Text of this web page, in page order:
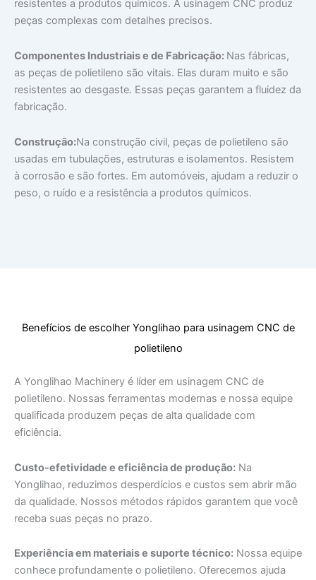
resistentes a produtos químicos. A usinagem CNC produz
peças complexas com detalhes precisos.
Componentes Industriais e de Fabricação: Nas fábricas,
as peças de polietileno são vitais. Elas duram muito e são
resistentes ao desgaste. Essas peças garantem a fluidez da
fabricação.
Construção:Na construção civil, peças de polietileno são
usadas em tubulações, estruturas e isolamentos. Resistem
à corrosão e são fortes. Em automóveis, ajudam a reduzir o
peso, o ruído e a resistência a produtos químicos.
Benefícios de escolher Yonglihao para usinagem CNC de
polietileno
A Yonglihao Machinery é líder em usinagem CNC de
polietileno. Nossas ferramentas modernas e nossa equipe
qualificada produzem peças de alta qualidade com
eficiência.
Custo-efetividade e eficiência de produção: Na
Yonglihao, reduzimos desperdícios e custos sem abrir mão
da qualidade. Nossos métodos rápidos garantem que você
receba suas peças no prazo.
Experiência em materiais e suporte técnico: Nossa equipe
conhece profundamente o polietileno. Oferecemos ajuda